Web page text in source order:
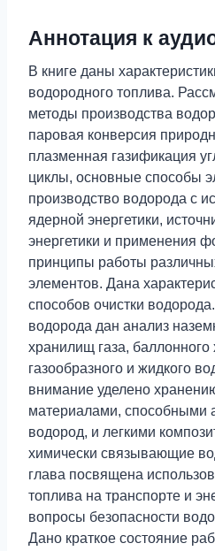
Аннотация к
В книге даны
водородного топлива.
методы производства
паровая конверсия
плазменная газификация
циклы, основные способы
производство водорода с
ядерной энергетики,
энергетики и применения
принципы работы
элементов. Дана
способов очистки
водорода дан анализ
хранилищ газа, баллонного
газообразного и жидкого
внимание уделено
материалами, способными
водород, и легкими
химически связывающие
глава посвящена
топлива на транспорте и
вопросы безопасности
Дано краткое состояние